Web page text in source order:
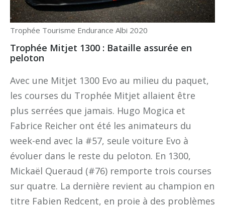
Trophée Tourisme Endurance Albi 2020
Trophée Mitjet 1300 : Bataille assurée en
peloton
Avec une Mitjet 1300 Evo au milieu du paquet,
les courses du Trophée Mitjet allaient être
plus serrées que jamais. Hugo Mogica et
Fabrice Reicher ont été les animateurs du
week-end avec la #57, seule voiture Evo à
évoluer dans le reste du peloton. En 1300,
Mickaël Queraud (#76) remporte trois courses
sur quatre. La dernière revient au champion en
titre Fabien Redcent, en proie à des problèmes